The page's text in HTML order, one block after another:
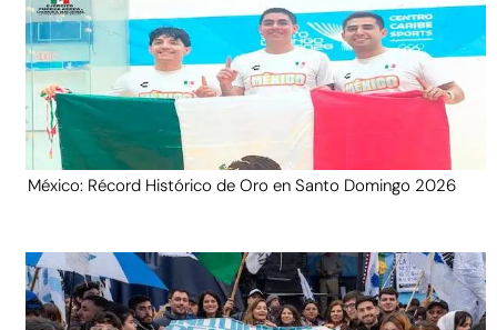
México: Récord Histórico de Oro en Santo Domingo 2026